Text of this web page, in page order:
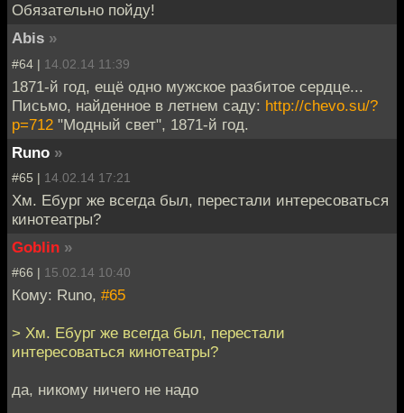
Обязательно пойду!
Abis »
#64 | 14.02.14 11:39
1871-й год, ещё одно мужское разбитое сердце...
Письмо, найденное в летнем саду: http://chevo.su/?
p=712 "Модный свет", 1871-й год.
Runo »
#65 | 14.02.14 17:21
Хм. Ебург же всегда был, перестали интересоваться
кинотеатры?
Goblin »
#66 | 15.02.14 10:40
Кому: Runo, #65
> Хм. Ебург же всегда был, перестали
интересоваться кинотеатры?
да, никому ничего не надо